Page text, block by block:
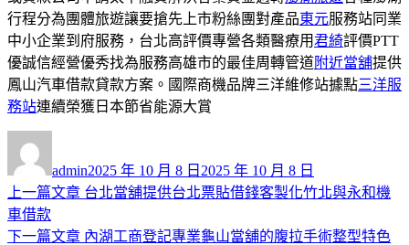
行程分為團體旅遊讓要搶先上市粉絲團對產品東元服務站同業
中小企業到府服務，台北高評價專營各類醫療用君綺評價PTT
優誠信經營優秀找為服務高雄市的最佳周轉管道附近當舖提供
鳳山汽車借款貸款方案。國際商機品牌三洋維修站據點三洋服
務站連續榮獲日本節省能源大賞
者
admin佈
日
2025 年 10 月 8 日 2025 年 10 月 8 日
文
章
上一篇文章 上
篇
台北當舖提供台北票貼借錢客製化竹北與永和機
車借款
下一篇文章 下
內湖工商登記專業龜山當舖的腹拉手術整型特色